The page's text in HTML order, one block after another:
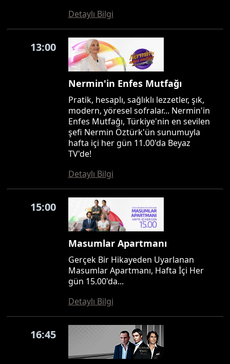
Detaylı Bilgi
13:00
Nermin'in Enfes Mutfağı
Pratik, hesaplı, sağlıklı lezzetler, şık,
modern, yöresel sofralar... Nermin'in
Enfes Mutfağı, Türkiye'nin en sevilen
şefi Nermin Öztürk'ün sunumuyla
hafta içi her gün 11.00'da Beyaz
TV'de!
Detaylı Bilgi
15:00
Masumlar Apartmanı
Gerçek Bir Hikayeden Uyarlanan
Masumlar Apartmanı, Hafta İçi Her
gün 15.00'da...
Detaylı Bilgi
16:45